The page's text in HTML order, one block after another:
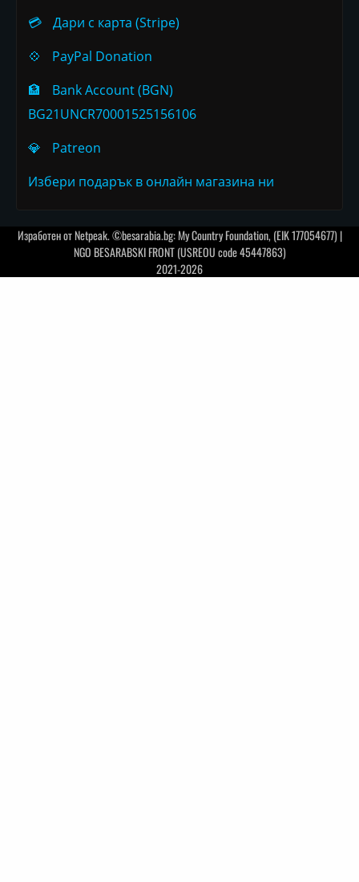
💳
Дари с карта (Stripe)
💠
PayPal Donation
🏦
Bank Account (BGN)
BG21UNCR70001525156106
💎
Patreon
Избери подарък в онлайн магазина ни
Изработен отNetpeak. ©besarabia.bg: My Country Foundation, (EIK 177054677) |
NGO BESARABSKI FRONT (USREOU code 45447863)
2021-2026